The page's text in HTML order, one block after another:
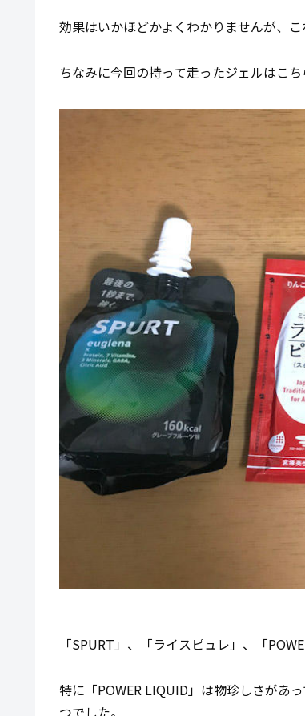
効果はいかほどかよくわかりませんが、
ちなみに今回の持って走ったジェルはこち
「SPURT」、「ライスピュレ」、「
特に「POWER LIQUID」は物珍しさがあ
つでした。